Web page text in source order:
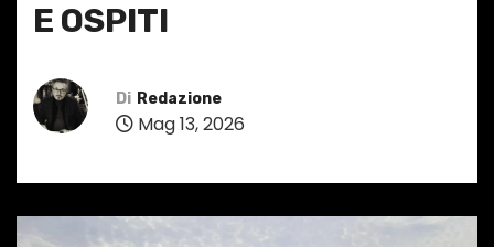
E OSPITI
Di Redazione
Mag 13, 2026